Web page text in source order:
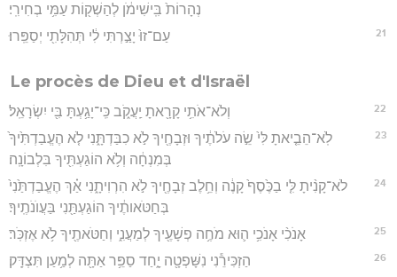
נְהָרוֹת֙ בִּֽישִׁימֹ֔ן לְהַשְׁק֖וֹת עַמִּ֥י בְחִירִֽי׃
21 עַם־זוּ֙ יָצַ֣רְתִּי לִ֔י תְּהִלָּתִ֖י יְסַפֵּֽרוּ׃
Le procès de Dieu et d'Israël
22 וְלֹא־אֹתִ֥י קָרָ֖אתָ יַֽעֲקֹ֑ב כִּֽי־יָגַ֥עְתָּ בִּ֖י יִשְׂרָאֵֽל׃
23
לֹֽא־הֵבֵ֤יאתָ לִּי֙ שֵׂ֣ה עֹלֹתֶ֔יךָ וּזְבָחֶ֖יךָ לֹ֣א כִבַּדְתָּ֑נִי לֹ֤א הֶעֱבַדְתִּ֙יךָ֙
בְּמִנְחָ֔ה וְלֹ֥א הוֹגַעְתִּ֖יךָ בִּלְבוֹנָֽה׃
24
לֹא־קָנִ֨יתָ לִּ֤י בַכֶּ֙סֶף֙ קָנֶ֔ה וְחֵ֥לֶב זְבָחֶ֖יךָ לֹ֣א הִרְוִיתָ֑נִי אַ֗ךְ הֶעֱבַדְתַּ֙נִי֙
בְּחַטֹּאותֶ֔יךָ הוֹגַעְתַּ֖נִי בַּעֲוֺנֹתֶֽיךָ׃
25 אָנֹכִ֨י אָנֹכִ֥י ה֛וּא מֹחֶ֥ה פְשָׁעֶ֖יךָ לְמַעֲנִ֑י וְחַטֹּאתֶ֖יךָ לֹ֥א אֶזְכֹּֽר׃
26 הַזְכִּירֵ֕נִי נִשָּׁפְטָ֖ה יָ֑חַד סַפֵּ֥ר אַתָּ֖ה לְמַ֥עַן תִּצְדָּֽק׃